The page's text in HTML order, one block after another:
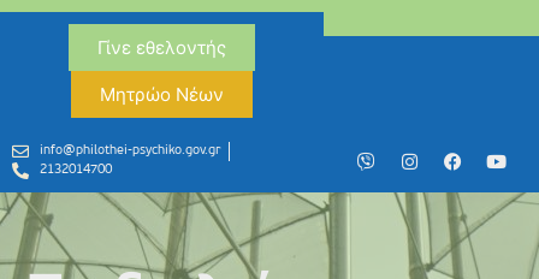
Γίνε εθελοντής
Μητρώο Νέων
info@philothei-psychiko.gov.gr
2132014700